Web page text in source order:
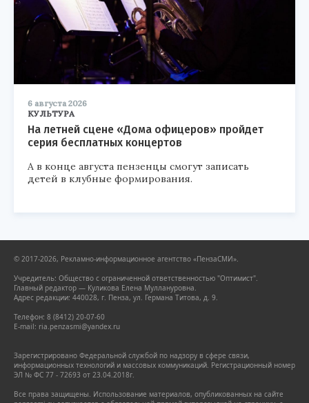
6 августа 2026
КУЛЬТУРА
На летней сцене «Дома офицеров» пройдет
серия бесплатных концертов
А в конце августа пензенцы смогут записать
детей в клубные формирования.
© 2017-2026, Рекламно-информационное агентство «ПензаСМИ».
Учредитель: Общество с ограниченной ответственностью "Оптимист".
Главный редактор — Куликова Елена Муллануровна.
Адрес редакции: 440028, г. Пенза, ул. Германа Титова, д. 9.
Телефон: 8 (8412) 20-07-60
E-mail: ria.penzasmi@yandex.ru
Зарегистрировано Федеральной службой по надзору в сфере связи,
информационных технологий и массовых коммуникаций. Регистрационный номер
ЭЛ № ФС 77 - 72693 от 23.04.2018г.
Все права защищены. Использование материалов, опубликованных на сайте